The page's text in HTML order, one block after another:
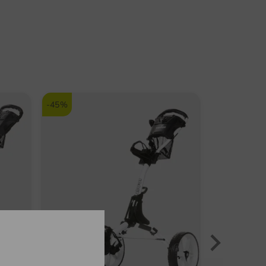
Ja, ein Kühlfach ist mit
Nellas
odpověď
-45%